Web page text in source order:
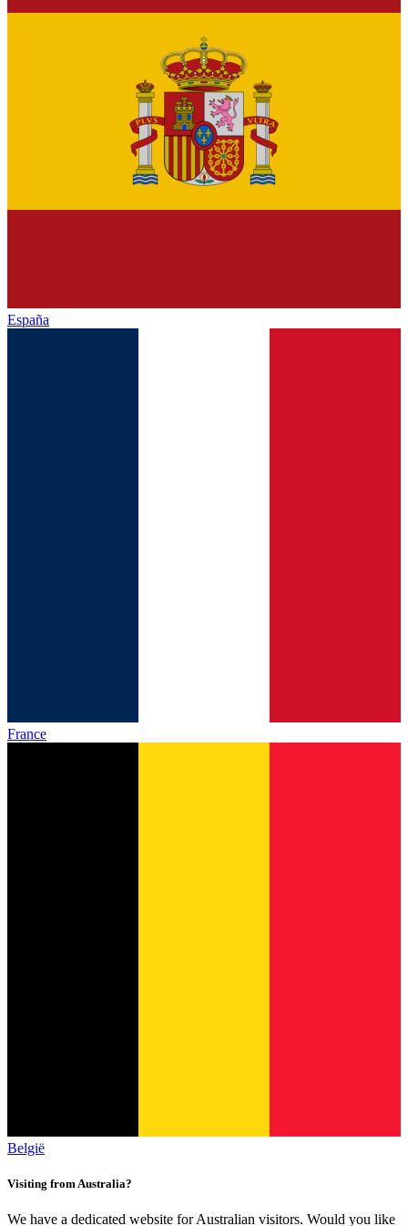
España
France
België
Visiting from Australia?
We have a dedicated website for Australian visitors. Would you like